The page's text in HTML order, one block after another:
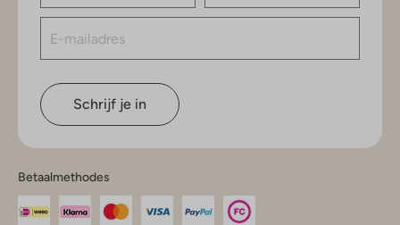
Schrijf je in
Betaalmethodes